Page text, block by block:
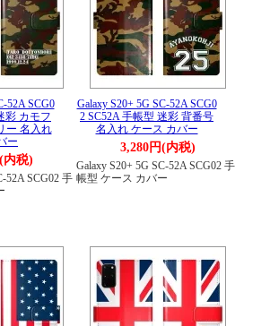
52A SCG0
彩 カモフ
ー 名入れ
ー
内税)
52A SCG02 手
Galaxy S20+ 5G SC-52A SCG0
2 SC52A 手帳型 迷彩 背番号
名入れ ケース カバー
3,280円(内税)
Galaxy S20+ 5G SC-52A SCG02 手
帳型 ケース カバー